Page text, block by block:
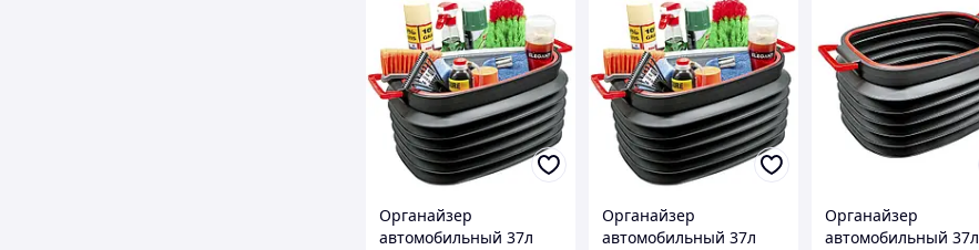
Органайзер
автомобильный 37л
Органайзер
автомобильный 37л
Органайзер
автомобильный 37л